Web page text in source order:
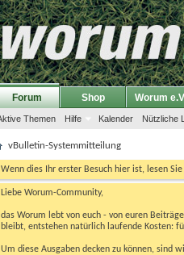
Forum
Themen Hilfe Kalender Nützliche
Shop Worum
vBulletin-Systemmitteilung
Wenn dies Ihr erster Besuch hier ist, lesen
Liebe Worum-Community,
das Worum lebt von euch - von euren
bleibt, entstehen natürlich laufende Kosten:
Um diese Ausgaben decken zu können, sind